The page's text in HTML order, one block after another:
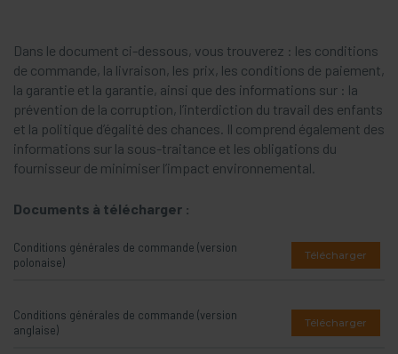
Dans le document ci-dessous, vous trouverez : les conditions
de commande, la livraison, les prix, les conditions de paiement,
la garantie et la garantie, ainsi que des informations sur : la
prévention de la corruption, l’interdiction du travail des enfants
et la politique d’égalité des chances. Il comprend également des
informations sur la sous-traitance et les obligations du
fournisseur de minimiser l’impact environnemental.
Documents à télécharger :
Conditions générales de commande (version
polonaise)
Télécharger
Conditions générales de commande (version
anglaise)
Télécharger